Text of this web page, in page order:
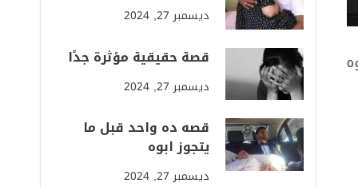
ديسمبر 27, 2024
قصة حقيقية مؤثرة جدًا
ديسمبر 27, 2024
قصه ده واحد قبل ما
يتجوز ابوه
ديسمبر 27, 2024